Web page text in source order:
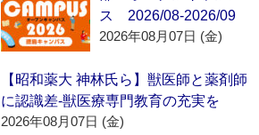
ス 2026/08-2026/09
2026年08月07日 (金)
【昭和薬大 神林氏ら】獣医師と薬剤師
に認識差‐獣医療専門教育の充実を
2026年08月07日 (金)